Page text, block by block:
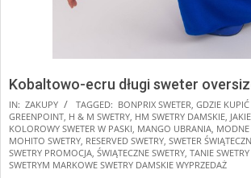
Kobaltowo-ecru długi sweter
2025-
11-
07
IN: ZAKUPY TAGGED: BONPRIX SWETER GDZIE
GREENPOINT H & M SWETRY HM SWETRY DAMSKIE
KOLOROWY SWETER W PASKI MANGO UBRANIA MODNE
MOHITO SWETRY RESERVED SWETRY SWETER
SWETRY PROMOCJA ŚWIĄTECZNE SWETRY TANIE
SWETRYM MARKOWE SWETRY DAMSKIE WYPRZEDAŻ